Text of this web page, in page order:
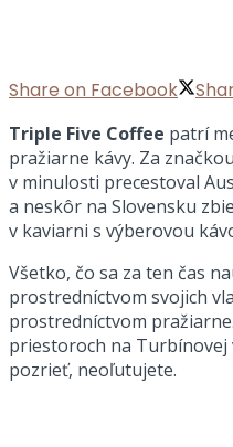
Share on Facebook
Triple Five Coffee patrí
pražiarne kávy. Za
v minulosti precestoval
a neskôr na Slovensku
v kaviarni s výberovou
Všetko, čo sa za ten čas
prostredníctvom svojich
prostredníctvom
priestoroch na Turbínovej
pozrieť, neoľutujete.